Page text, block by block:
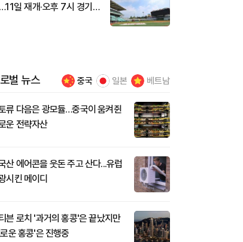
일 재개·오후 7시 경기
벌 뉴스 중국 일본 베트남
류 다음은 광모듈…중국이 움켜쥔
운 전략자산
산 에어콘을 웃돈 주고 산다...유럽
시킨 메이디
븐 로치 '과거의 홍콩'은 끝났지만
운 홍콩'은 진행중